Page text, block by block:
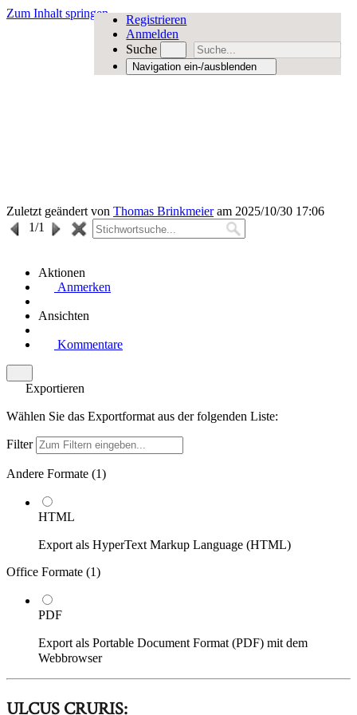
Zum Inhalt springen
Registrieren
Anmelden
Suche
Navigation ein-/ausblenden
Zuletzt geändert von Thomas Brinkmeieram 2025/10/30 17:06
1/1
Aktionen
Anmerken
Ansichten
Kommentare
Exportieren
Wählen Sie das Exportformat aus der folgenden Liste:
Filter
Andere Formate (1)
HTML
Export als HyperText Markup Language (HTML)
Office Formate (1)
PDF
Export als Portable Document Format (PDF) mit dem
Webbrowser
ULCUS CRURIS: